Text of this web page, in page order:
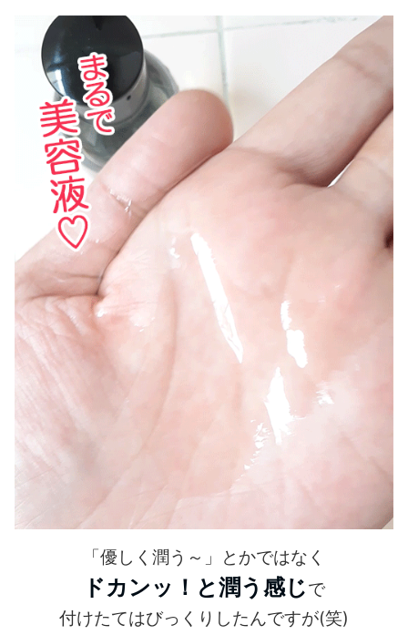
「優しく潤う～」とかではなく
ドカンッ！と潤う感じで
付けたてはびっくりしたんですが(笑)